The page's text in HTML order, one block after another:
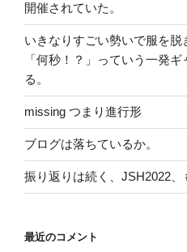
開催されていた。
いきなりすごい勢いで服を
「何秒！？」っていう一発
る。
missing つまり進行形
ブログは落ちているか。
振り返りは続く、JSH2022、
最近のコメント